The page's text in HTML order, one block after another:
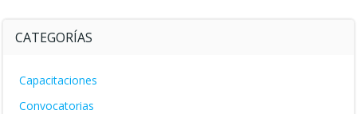
CATEGORÍAS
Capacitaciones
Convocatorias